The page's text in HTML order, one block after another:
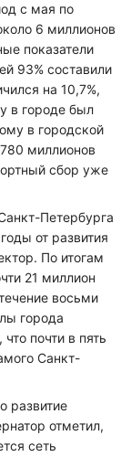
с мая по
6 миллионов
показатели
93% составили
на 10,7%,
в городе был
в городской
миллионов
сбор уже
Петербурга
от развития
По итогам
21 миллион
восьми
города
почти в пять
Санкт-
развитие
отметил,
сеть